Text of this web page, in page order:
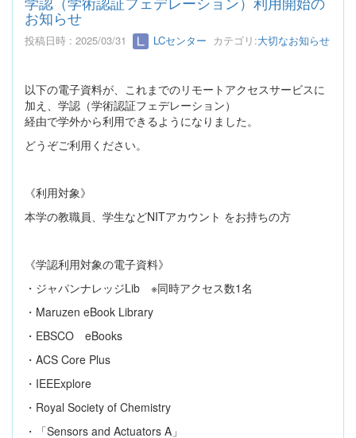
お知らせ
投稿日時 : 2025/03/31 LCセンター カテゴリ:大切なお知らせ
以下の電子資料が、これまでのリモートアクセスサービスに
加え、学認（学術認証フェデレーション）
経由で学外から利用できるようになりました。
どうぞご利用ください。
《利用対象》
本学の教職員、学生などNITアカウント をお持ちの方
《学認利用対象の電子資料》
・ジャパンナレッジLib ※同時アクセス数1名
・ Maruzen eBook Library
・ EBSCO
eBooks
・ ACS Core Plus
・ IEEExplore
・ Royal Society of Chemistry
・「Sensors and Actuators A 」